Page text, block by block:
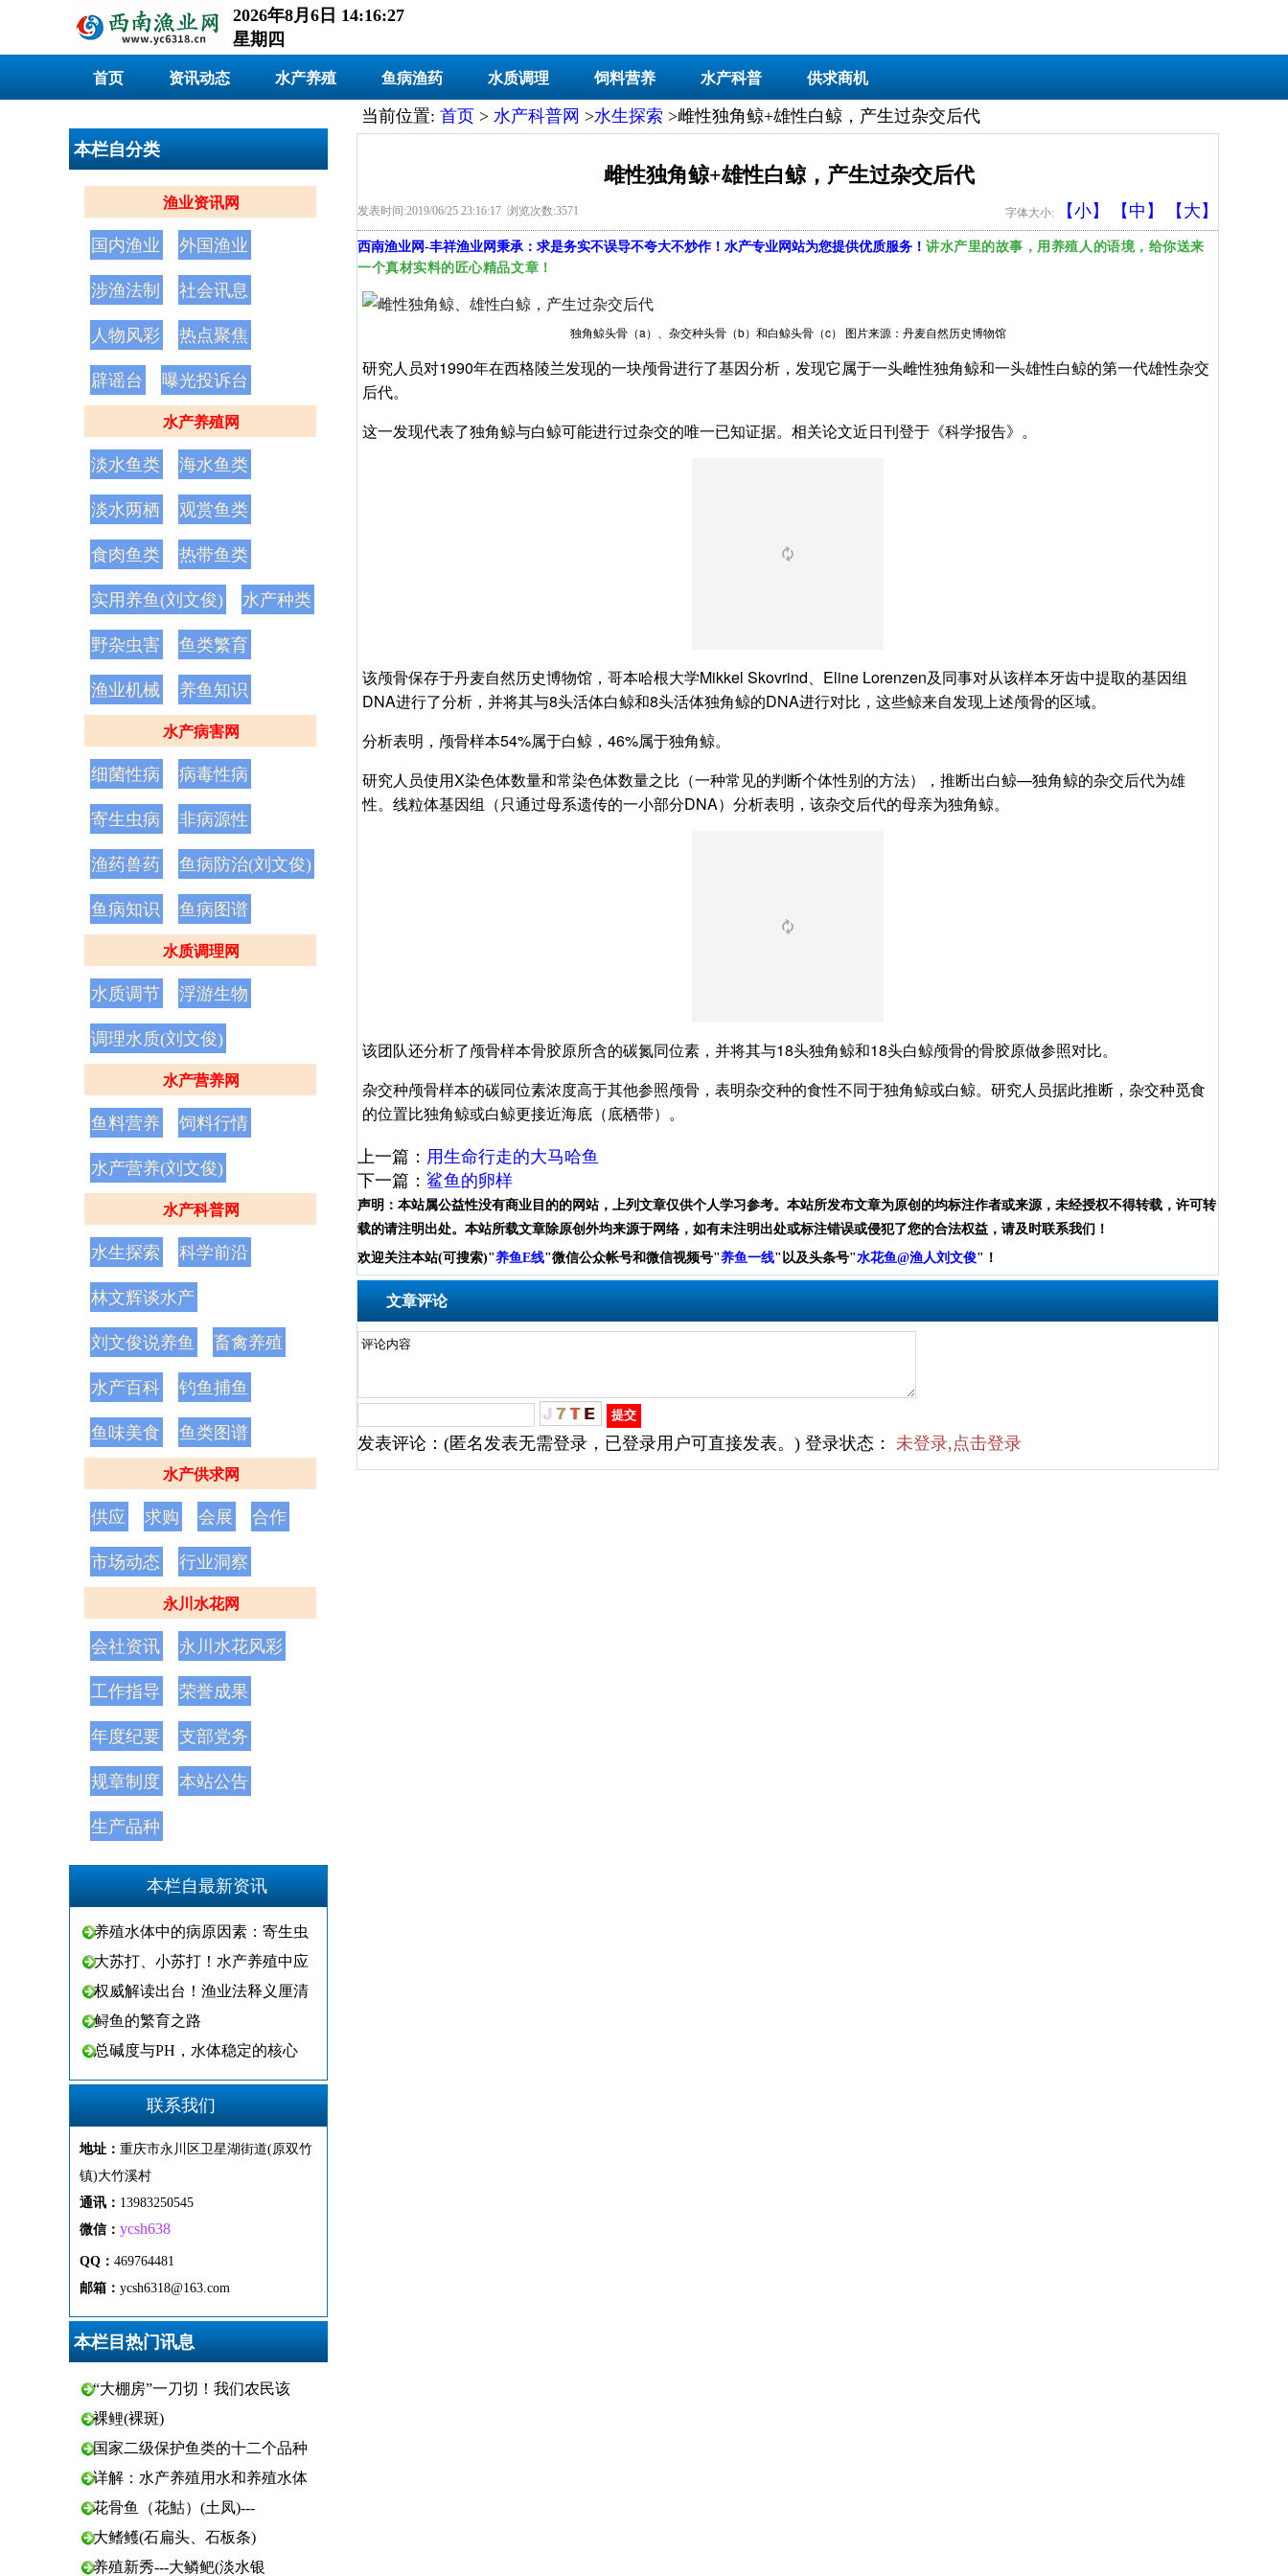
2026年8月6日 14:16:28
星期四
首页 资讯动态 水产养殖 鱼病渔药 水质调理 饲料营养 水产科普 供求商机
本栏自分类
渔业资讯网
国内渔业 外国渔业
涉渔法制 社会讯息
人物风彩 热点聚焦
辟谣台 曝光投诉台
水产养殖网
淡水鱼类 海水鱼类
淡水两栖 观赏鱼类
食肉鱼类 热带鱼类
实用养鱼(刘文俊) 水产种类
野杂虫害 鱼类繁育
渔业机械 养鱼知识
水产病害网
细菌性病 病毒性病
寄生虫病 非病源性
渔药兽药 鱼病防治(刘文俊)
鱼病知识 鱼病图谱
水质调理网
水质调节 浮游生物
调理水质(刘文俊)
水产营养网
鱼料营养 饲料行情
水产营养(刘文俊)
水产科普网
水生探索 科学前沿
林文辉谈水产
刘文俊说养鱼 畜禽养殖
水产百科 钓鱼捕鱼
鱼味美食 鱼类图谱
水产供求网
供应 求购 会展 合作
市场动态 行业洞察
永川水花网
会社资讯 永川水花风彩
工作指导 荣誉成果
年度纪要 支部党务
规章制度 本站公告
生产品种
本栏自最新资讯
养殖水体中的病原因素：寄生虫
大苏打、小苏打！水产养殖中应
权威解读出台！渔业法释义厘清
鲟鱼的繁育之路
总碱度与PH，水体稳定的核心
联系我们
地址： 重庆市永 川区卫星湖街道(原双竹
镇)大竹溪村
通讯 ： 13983250545
微信： ycsh638
QQ： 469764481
邮箱： ycsh6318@163.com
本栏目热门讯息
“大棚房”一刀切！我们农民该
裸鲤(裸斑)
国家二级保护鱼类的十二个品种
详解：水产养殖用水和养殖水体
花骨鱼（花鮕）(土凤)---
大鳍鳠(石扁头、石板条)
养殖新秀---大鳞鲃(淡水银
当前位置: 首页 > 水产科普网 >水生探索 >雌性独角鲸+雄性白鲸，产生过杂交后代
雌性独角鲸+雄性白鲸，产生过杂交后代
发表时间:2019/06/25 23:16:17 浏览次数:3571 字体大小: 【小】 【中】 【大】
西南渔业网-丰祥渔业网秉承：求是务实不误导不夸大不炒作！水产专业网站为您提供优质服务！ 讲水产里的故事，用养殖人的语境，给你送来
一个真材实料的匠心精品文章！
独角鲸头骨（a）、杂交种头骨（b）和白鲸头骨（c） 图片来源：丹麦自然历史博物馆
研究人员对1990年在西格陵兰发现的一块颅骨进行了基因分析，发现它属于一头雌性独角鲸和一头雄性白鲸的第一代雄性杂交
后代。
这一发现代表了独角鲸与白鲸可能进行过杂交的唯一已知证据。相关论文近日刊登于《科学报告》。
该颅骨保存于丹麦自然历史博物馆，哥本哈根大学Mikkel Skovrind、Eline Lorenzen及同事对从该样本牙齿中提取的基因组
DNA进行了分析，并将其与8头活体白鲸和8头活体独角鲸的DNA进行对比，这些鲸来自发现上述颅骨的区域。
分析表明，颅骨样本54%属于白鲸，46%属于独角鲸。
研究人员使用X染色体数量和常染色体数量之比（一种常见的判断个体性别的方法），推断出白鲸—独角鲸的杂交后代为雄
性。线粒体基因组（只通过母系遗传的一小部分DNA）分析表明，该杂交后代的母亲为独角鲸。
该团队还分析了颅骨样本骨胶原所含的碳氮同位素，并将其与18头独角鲸和18头白鲸颅骨的骨胶原做参照对比。
杂交种颅骨样本的碳同位素浓度高于其他参照颅骨，表明杂交种的食性不同于独角鲸或白鲸。研究人员据此推断，杂交种觅食
的位置比独角鲸或白鲸更接近海底（底栖带）。
上一篇： 用生命行走的大马哈鱼
下一篇： 鲨鱼的卵样
声明： 本站属公益性没有商业目的的网站，上列文章仅供个人学习参考。本站所发布文章为原创的均标注作者或来源，未经授权不得转载，许可转
载的请注明出处。本站所载文章除原创外均来源于网络，如有未注明出处或标注错误或侵犯了您的合法权益，请及时联系我们！
欢迎关注本站(可搜索)"养鱼E线"微信公众帐号和微信视频号"养鱼一线"以及头条号"水花鱼@渔人刘文俊"！
文章评论
发表评论：(匿名发表无需登录，已登录用户可直接发表。) 登录状态： 未登录,点击登录